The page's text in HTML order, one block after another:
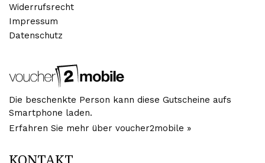
Widerrufsrecht
Impressum
Datenschutz
Die beschenkte Person kann diese Gutscheine aufs
Smartphone laden.
Erfahren Sie mehr über voucher2mobile »